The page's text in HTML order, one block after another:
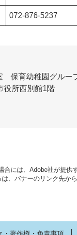
072-876-5237
保育幼稚園グルー
所西別館1階
合には、Adobe社が提供
、バナーのリンク先か